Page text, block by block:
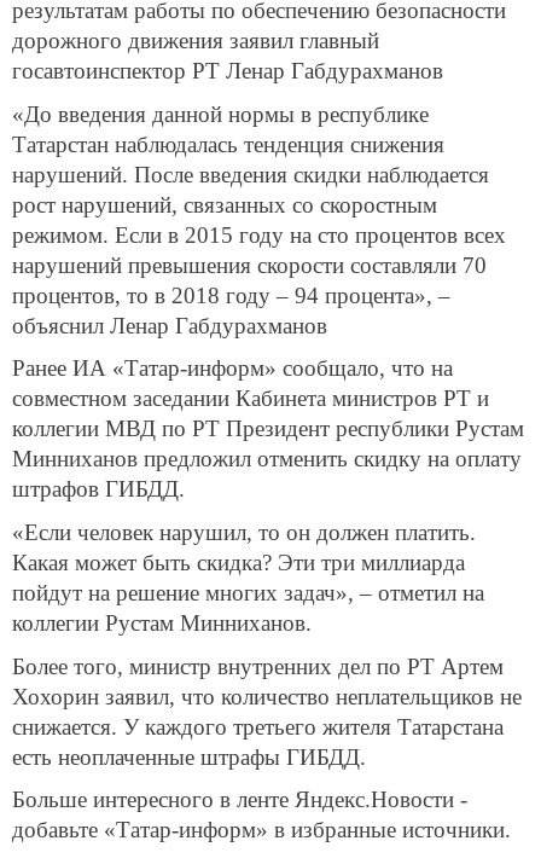
результатам работы по обеспечению безопасности
дорожного движения заявил главный
госавтоинспектор РТ Ленар Габдурахманов
«До введения данной нормы в республике
Татарстан наблюдалась тенденция снижения
нарушений. После введения скидки наблюдается
рост нарушений, связанных со скоростным
режимом. Если в 2015 году на сто процентов всех
нарушений превышения скорости составляли 70
процентов, то в 2018 году – 94 процента», –
объяснил Ленар Габдурахманов
Ранее ИА «Татар-информ» сообщало, что на
совместном заседании Кабинета министров РТ и
коллегии МВД по РТ Президент республики Рустам
Минниханов предложил отменить скидку на оплату
штрафов ГИБДД.
«Если человек нарушил, то он должен платить.
Какая может быть скидка? Эти три миллиарда
пойдут на решение многих задач», – отметил на
коллегии Рустам Минниханов.
Более того, министр внутренних дел по РТ Артем
Хохорин заявил, что количество неплательщиков не
снижается. У каждого третьего жителя Татарстана
есть неоплаченные штрафы ГИБДД.
Больше интересного в ленте Яндекс.Новости -
добавьте «Татар-информ» в избранные источники.